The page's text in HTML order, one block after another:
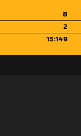
8
2
15:149